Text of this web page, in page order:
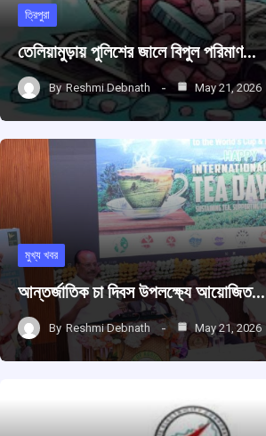
ত্রিপুরা
তেলিয়ামুড়ায় পুলিশের জালে বিপুল পরিমাণ…
By Reshmi Debnath May 21, 2026
মুখ্য খবর
আন্তর্জাতিক চা দিবস উপলক্ষ্যে আয়োজিত…
By Reshmi Debnath May 21, 2026